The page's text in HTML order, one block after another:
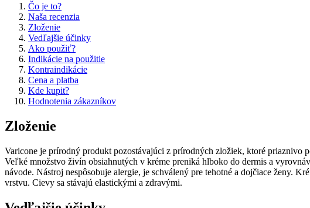
Čo je to?
Naša recenzia
Zloženie
Vedľajšie účinky
Ako použiť?
Indikácie na použitie
Kontraindikácie
Cena a platba
Kde kupit?
Hodnotenia zákazníkov
Zloženie
Varicone je prírodný produkt pozostávajúci z prírodných zložiek, ktoré priaznivo
Veľké množstvo živín obsiahnutých v kréme preniká hlboko do dermis a
návode. Nástroj nespôsobuje alergie, je schválený pre tehotné a dojčiace ženy.
vrstvu. Cievy sa stávajú elastickými a zdravými.